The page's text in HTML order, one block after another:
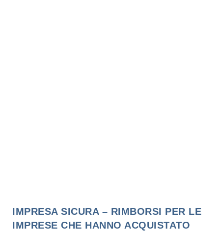
IMPRESA SICURA – RIMBORSI PER LE
IMPRESE CHE HANNO ACQUISTATO